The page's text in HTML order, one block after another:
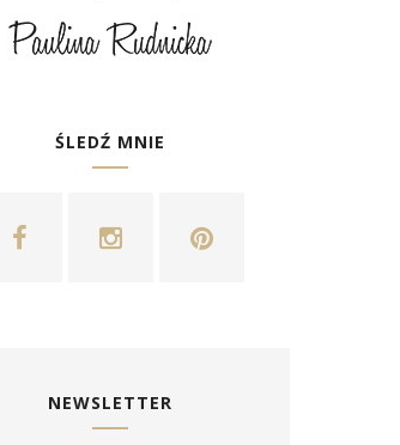
ŚLEDŹ MNIE
NEWSLETTER